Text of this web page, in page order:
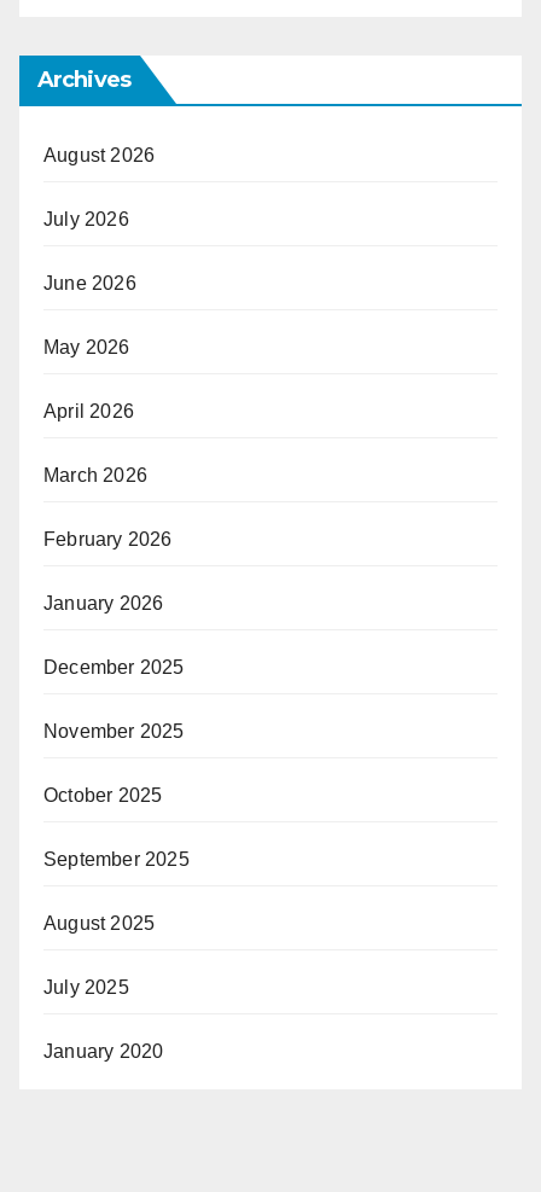
Archives
August 2026
July 2026
June 2026
May 2026
April 2026
March 2026
February 2026
January 2026
December 2025
November 2025
October 2025
September 2025
August 2025
July 2025
January 2020